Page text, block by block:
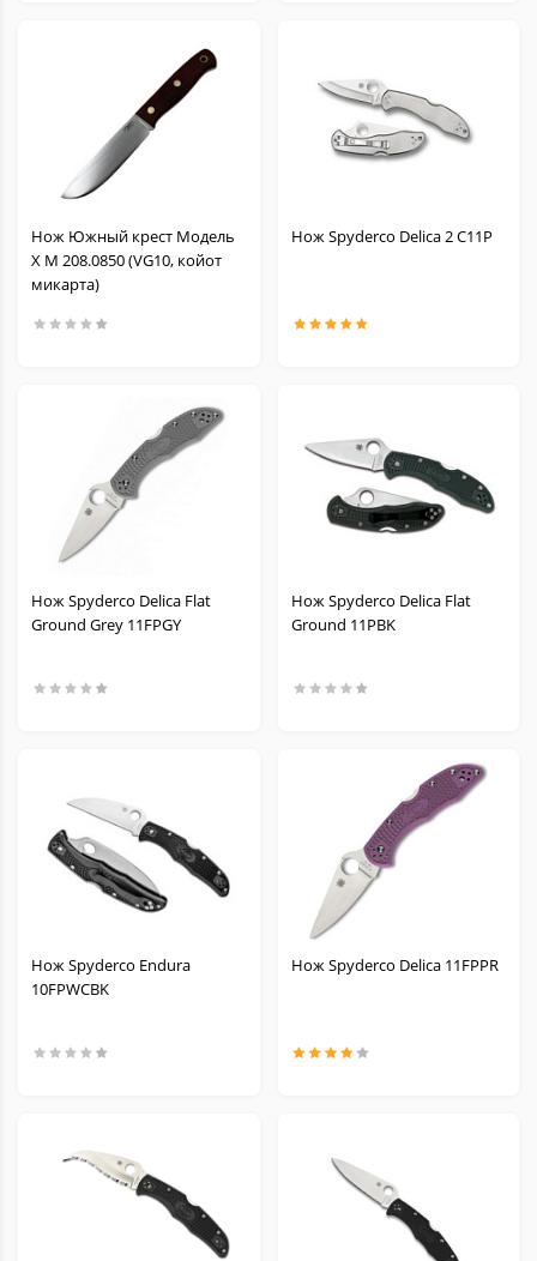
Нож Южный крест Модель
Х M 208.0850 (VG10, койот
микарта)
Нож Spyderco Delica 2 C11P
Нож Spyderco Delica Flat
Ground Grey 11FPGY
Нож Spyderco Delica Flat
Ground 11PBK
Нож Spyderco Endura
10FPWCBK
Нож Spyderco Delica 11FPPR